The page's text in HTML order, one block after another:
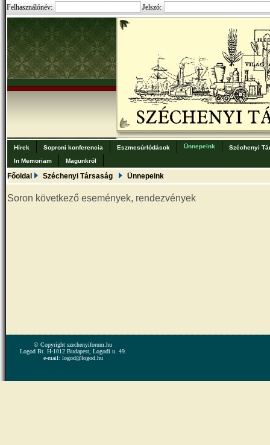
Felhasználónév: Jelszó:
Hírek Soproni konferencia Eszmesúrlódások Ünnepeink
Széchenyi
In Memoriam
Magunkról
Főoldal Széchenyi Társaság Ünnepeink
Soron következő események, rendezvények
© Copyright szechenyiforum.hu
Logod Bt. H-1012 Budapest, Logodi u. 49.
e-mail: logod@logod.hu